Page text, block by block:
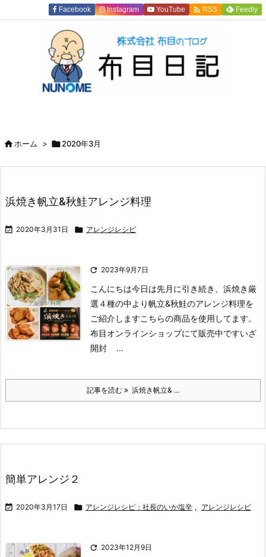
Facebook Instagram YouTube  RSS Feedly
ホーム > 2020年3月
浜焼き帆立&秋鮭アレンジ料理
 2020年3月31日  アレンジレシピ
 2023年9月7日
こんにちは今日は先月に引き続き、浜焼き厳
選４種の中より帆立&秋鮭のアレンジ料理を
ご紹介しますこちらの商品を使用してます。
布目オンラインショップにて販売中ですいざ
開封 ...
記事を読む 浜焼き帆立& ...
簡単アレンジ２
 2020年3月17日  アレンジレシピ：社長のいか塩辛 , アレンジレシピ
 2023年12月9日